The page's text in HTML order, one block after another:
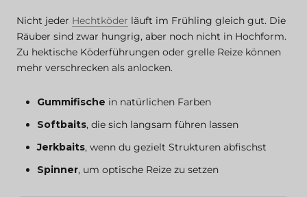
Nicht jeder Hechtköder läuft im Frühling gleich gut. Die
Räuber sind zwar hungrig, aber noch nicht in Hochform.
Zu hektische Köderführungen oder grelle Reize können
mehr verschrecken als anlocken.
Gummifische in natürlichen Farben
Softbaits, die sich langsam führen lassen
Jerkbaits, wenn du gezielt Strukturen abfischst
Spinner, um optische Reize zu setzen